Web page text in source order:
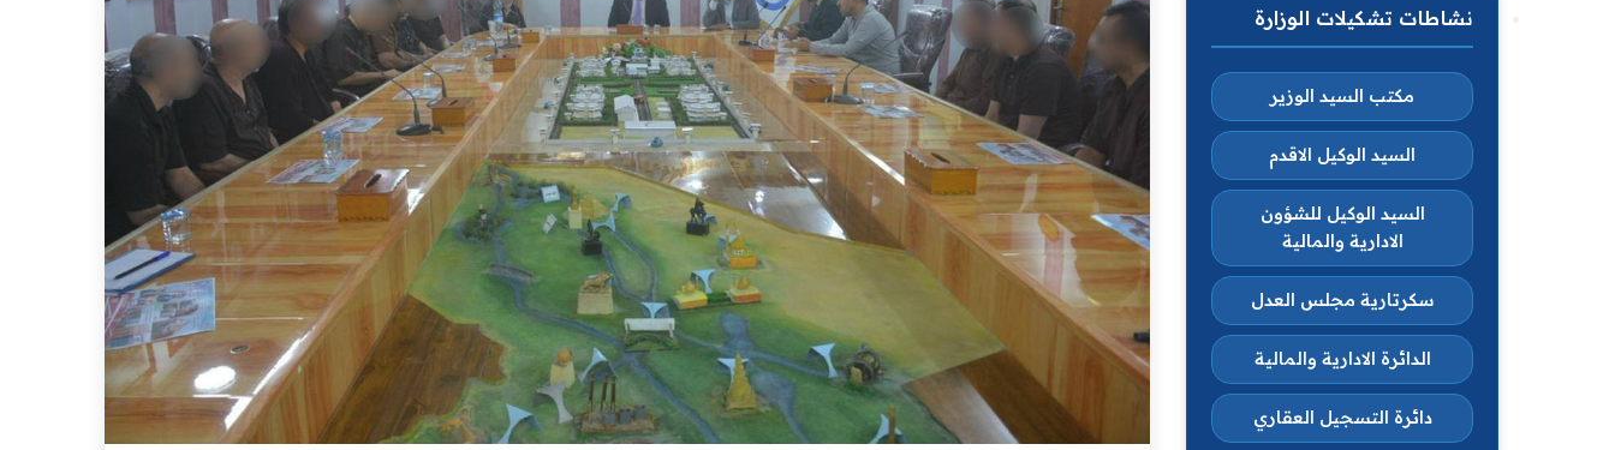
نشاطات تشكيلات الوزارة
مكتب السيد الوزير
السيد الوكيل الاقدم
السيد الوكيل للشؤون
الادارية والمالية
سكرتارية مجلس العدل
الدائرة الادارية والمالية
دائرة التسجيل العقاري